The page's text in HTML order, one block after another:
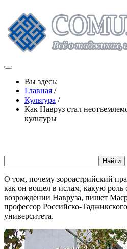
Вы здесь:
Главная /
Культура /
Как Навруз стал
культуры
О том, почему зороастрийский
как он вошел в ислам, какую роль
возрождении Навруза, пишет
профессор Российско-
университета.